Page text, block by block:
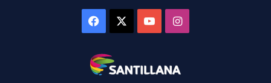
Facebook YouTubeInstagram